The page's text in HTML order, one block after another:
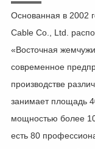
Основанная в 2002
Cable Co., Ltd.
«Восточная
современное
производстве
занимает площадь
мощностью более
есть 80